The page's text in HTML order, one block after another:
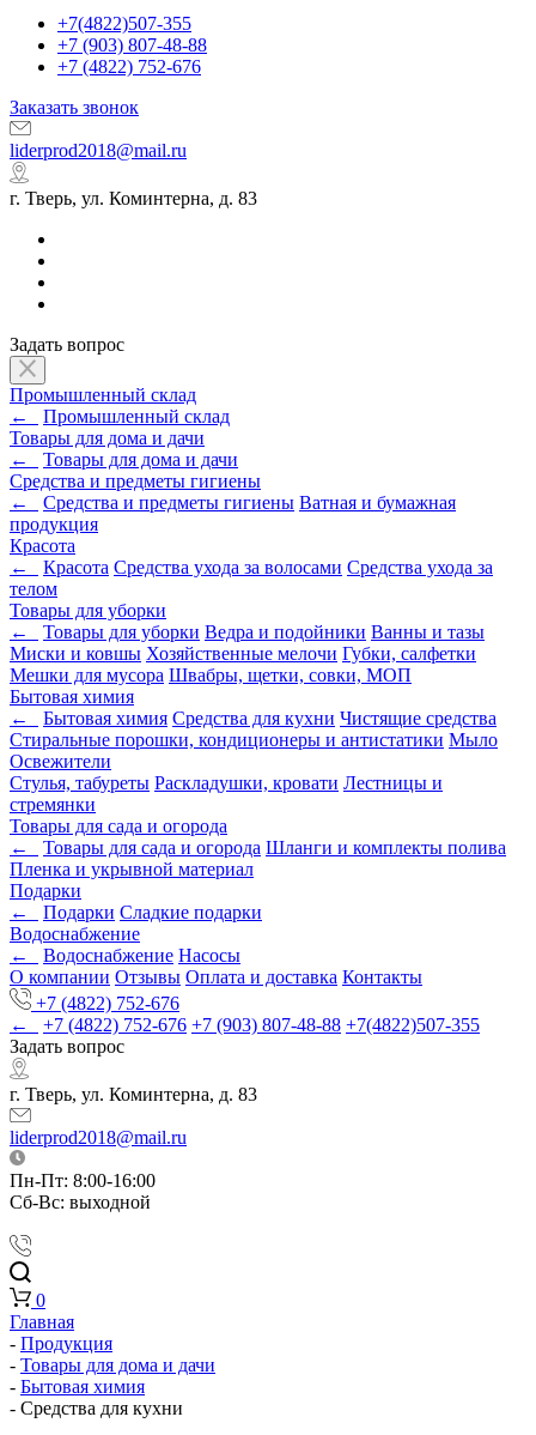
+7(4822)507-355
+7 (903) 807-48-88
+7 (4822) 752-676
Заказать звонок
liderprod2018@mail.ru
г. Тверь, ул. Коминтерна, д. 83
Задать вопрос
Промышленный склад
←
Промышленный склад
Товары для дома и дачи
←
Товары для дома и дачи
Средства и предметы гигиены
←
Средства и предметы гигиены Ватная и бумажная
продукция
Красота
←
Красота Средства ухода за волосами Средства ухода за
телом
Товары для уборки
←
Товары для уборки Ведра и подойники Ванны и тазы
Миски и ковшы Хозяйственные мелочи Губки, салфетки
Мешки для мусора Швабры, щетки, совки, МОП
Бытовая химия
←
Бытовая химия Средства для кухни Чистящие средства
Стиральные порошки, кондиционеры и антистатики Мыло
Освежители
Стулья, табуреты Раскладушки, кровати Лестницы и
стремянки
Товары для сада и огорода
←
Товары для сада и огорода Шланги и комплекты полива
Пленка и укрывной материал
Подарки
←
Подарки Cладкие подарки
Водоснабжение
←
Водоснабжение Насосы
О компании Отзывы Оплата и доставка Контакты
+7 (4822) 752-676
←
+7 (4822) 752-676 +7 (903) 807-48-88 +7(4822)507-355
Задать вопрос
г. Тверь, ул. Коминтерна, д. 83
liderprod2018@mail.ru
Пн-Пт: 8:00-16:00
Сб-Вс: выходной
0
Главная
- Продукция
- Товары для дома и дачи
- Бытовая химия
- Средства для кухни